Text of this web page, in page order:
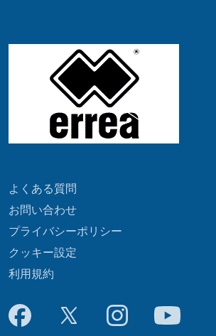
よくある質問
お問い合わせ
プライバシーポリシー
クッキー設定
利用規約